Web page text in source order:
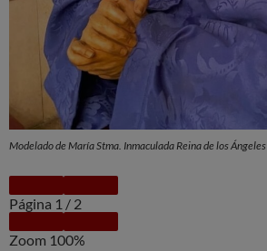
Modelado de María Stma. Inmaculada Reina de los Ángeles
Página 1 / 2
Zoom 100%